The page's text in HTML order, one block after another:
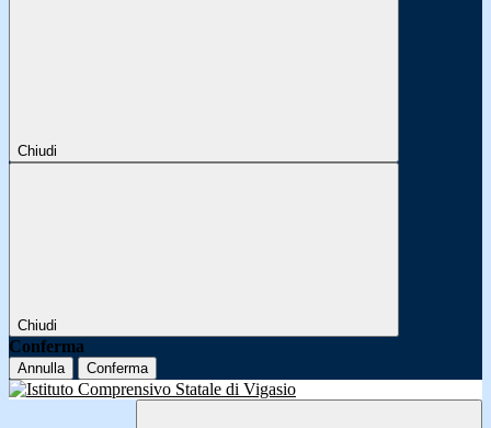
Chiudi
Chiudi
Conferma
Annulla Conferma